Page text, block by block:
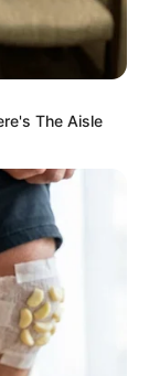
Portrayed
The Aisle